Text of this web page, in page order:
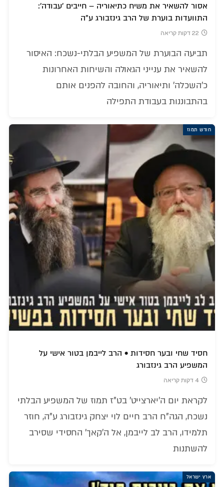
אסור להשאיר את משיח כתיאוריה – חייבים 'עבודה':
התוועדות בוערת של הרב גינזבורג ע"ה
22 דקות קריאה
תביעה הבוערת של המשפיע הבלתי-נשכח: האיסור
להשאיר את ענייני הגאולה והשיחות האחרונות
כ'השכלה' ותיאוריה, והחובה להפנים אותם
בהתבוננות בעבודת התפילה
חודש תמוז
חסיד שחי ובער חסידות • הרב לייבמן בטור אישי על
המשפיע הרב גינזבורג
4 דקות קריאה
לקראת יום ה'יארצייט' בט"ז תמוז של המשפיע הבלתי
נשכח, הגה"ח הרב חיים לוי יצחק גינזבורג ע"ה, חוזר
תלמידו, הרב לב לייבמן, אל ה'קאך' החסידי שסירב
להשתנות
ארץ ישראל